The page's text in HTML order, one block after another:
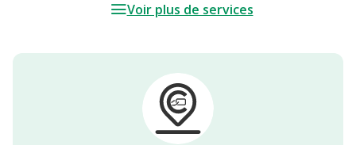
Voir plus de services